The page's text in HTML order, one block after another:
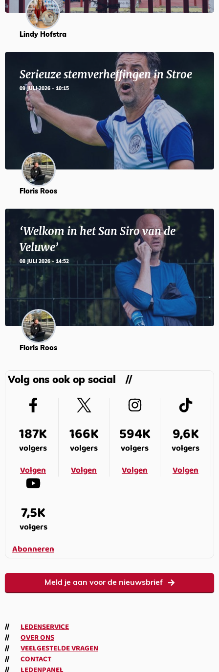
Lindy Hofstra
Serieuze stemverheffingen in Stroe
09 JULI 2026 - 10:15
Floris Roos
‘Welkom in het San Siro van de
Veluwe’
08 JULI 2026 - 14:52
Floris Roos
Volg ons ook op social
187K
volgers
Volgen
166K
volgers
Volgen
594K
volgers
Volgen
9,6K
volgers
Volgen
7,5K
volgers
Abonneren
Meld je aan voor de nieuwsbrief
LEDENSERVICE
OVER ONS
VEELGESTELDE VRAGEN
CONTACT